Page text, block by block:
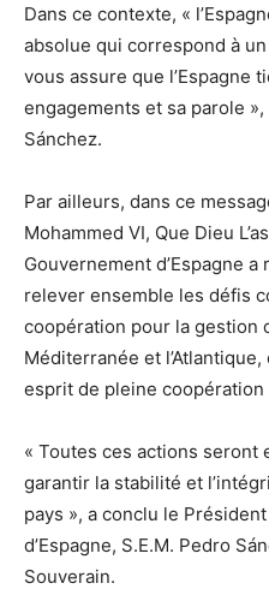
Dans ce contexte, «
absolue qui correspond à
vous assure que l’Espagne
engagements et sa parole
Sánchez.
Par ailleurs, dans ce
Mohammed VI, Que Dieu
Gouvernement d’Espagne
relever ensemble les défis
coopération pour la gestion
Méditerranée et
esprit de pleine coopération
« Toutes ces actions seront
garantir la stabilité et
pays », a conclu le
d’Espagne, S.E.M. Pedro
Souverain.